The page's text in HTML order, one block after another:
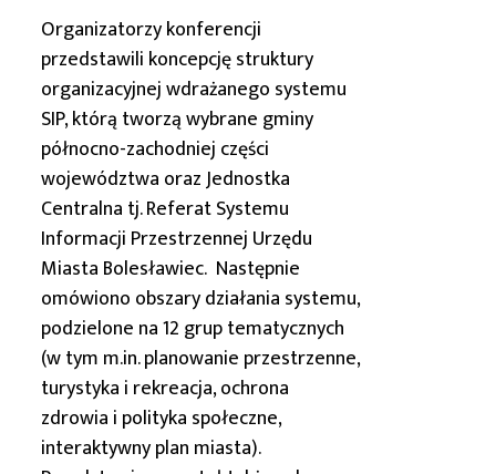
Organizatorzy konferencji
przedstawili koncepcję struktury
organizacyjnej wdrażanego systemu
SIP, którą tworzą wybrane gminy
północno-zachodniej części
województwa oraz Jednostka
Centralna tj. Referat Systemu
Informacji Przestrzennej Urzędu
Miasta Bolesławiec. Następnie
omówiono obszary działania systemu,
podzielone na 12 grup tematycznych
(w tym m.in. planowanie przestrzenne,
turystyka i rekreacja, ochrona
zdrowia i polityka społeczne,
interaktywny plan miasta).